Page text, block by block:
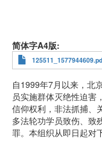
简体字A4版
自1999年7月以来，北
员实施群体灭绝性迫害
信仰权利，非法抓捕、
多法轮功学员致伤、致
罪。本组织从即日起对